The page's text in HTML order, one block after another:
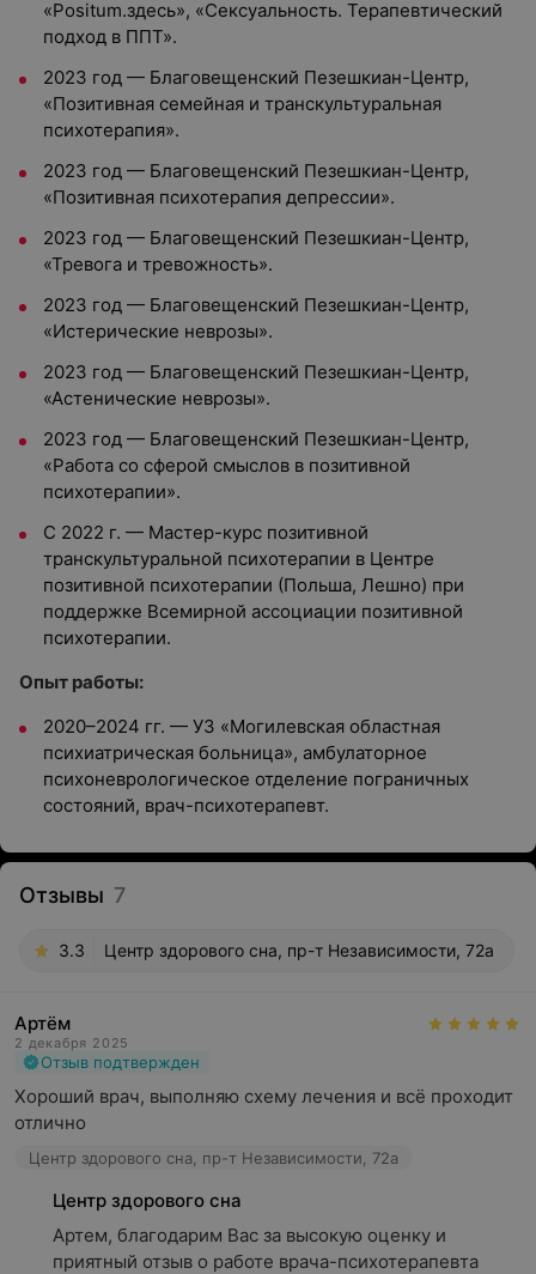
«Positum.здесь», «Сексуальность. Терапевтический
подход в ППТ».
2023 год — Благовещенский Пезешкиан-Центр,
«Позитивная семейная и транскультуральная
психотерапия».
2023 год — Благовещенский Пезешкиан-Центр,
«Позитивная психотерапия депрессии».
2023 год — Благовещенский Пезешкиан-Центр,
«Тревога и тревожность».
2023 год — Благовещенский Пезешкиан-Центр,
«Истерические неврозы».
2023 год — Благовещенский Пезешкиан-Центр,
«Астенические неврозы».
2023 год — Благовещенский Пезешкиан-Центр,
«Работа со сферой смыслов в позитивной
психотерапии».
С 2022 г. — Мастер-курс позитивной
транскультуральной психотерапии в Центре
позитивной психотерапии (Польша, Лешно) при
поддержке Всемирной ассоциации позитивной
психотерапии.
Опыт работы:
2020–2024 гг. — УЗ «Могилевская областная
психиатрическая больница», амбулаторное
психоневрологическое отделение пограничных
состояний, врач-психотерапевт.
Отзывы 7
3.3 Центр здорового сна, пр-т Независимости, 72а
Артём
2 декабря 2025
Отзыв подтвержден
Хороший врач, выполняю схему лечения и всё проходит
отлично
Центр здорового сна, пр-т Независимости, 72а
Центр здорового сна
Артем, благодарим Вас за высокую оценку и
приятный отзыв о работе врача-психотерапевта